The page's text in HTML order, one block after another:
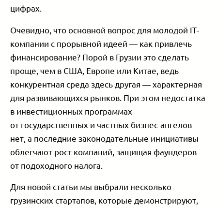
цифрах.
Очевидно, что основной вопрос для молодой IT-
компании с прорывной идеей — как привлечь
финансирование? Порой в Грузии это сделать
проще, чем в США, Европе или Китае, ведь
конкурентная среда здесь другая — характерная
для развивающихся рынков. При этом недостатка
в инвестиционных программах
от государственных и частных бизнес-ангелов
нет, а последние законодательные инициативы
облегчают рост компаний, защищая фаундеров
от подоходного налога.
Для новой статьи мы выбрали несколько
грузинских стартапов, которые демонстрируют,